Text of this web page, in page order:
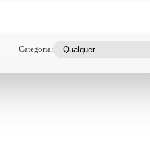
Categoria: